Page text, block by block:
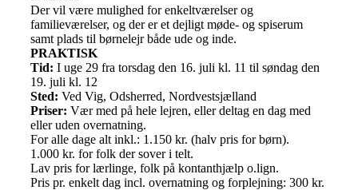
Der vil være mulighed for enkeltværelser og
familieværelser, og der er et dejligt møde- og spiserum
samt plads til børnelejr både ude og inde.
PRAKTISK
Tid: I uge 29 fra torsdag den 16. juli kl. 11 til søndag den
19. juli kl. 12
Sted: Ved Vig, Odsherred, Nordvestsjælland
Priser: Vær med på hele lejren, eller deltag en dag med
eller uden overnatning.
For alle dage alt inkl.: 1.150 kr. (halv pris for børn).
1.000 kr. for folk der sover i telt.
Lav pris for lærlinge, folk på kontanthjælp o.lign.
Pris pr. enkelt dag incl. overnatning og forplejning: 300 kr.